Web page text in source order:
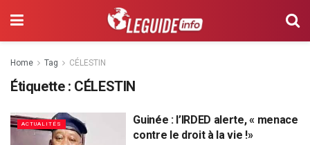
Home Tag CÉLESTIN
Étiquette : CÉLESTIN
ACTUALITÉS
Guinée : l’IRDED alerte, « menace
contre le droit à la vie !»